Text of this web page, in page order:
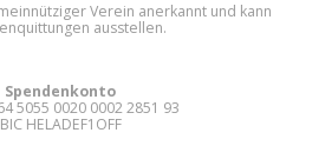
Verein anerkannt und kann
ausstellen.
Spendenkonto
5055 0020 0002 2851 93
BIC HELADEF1OFF